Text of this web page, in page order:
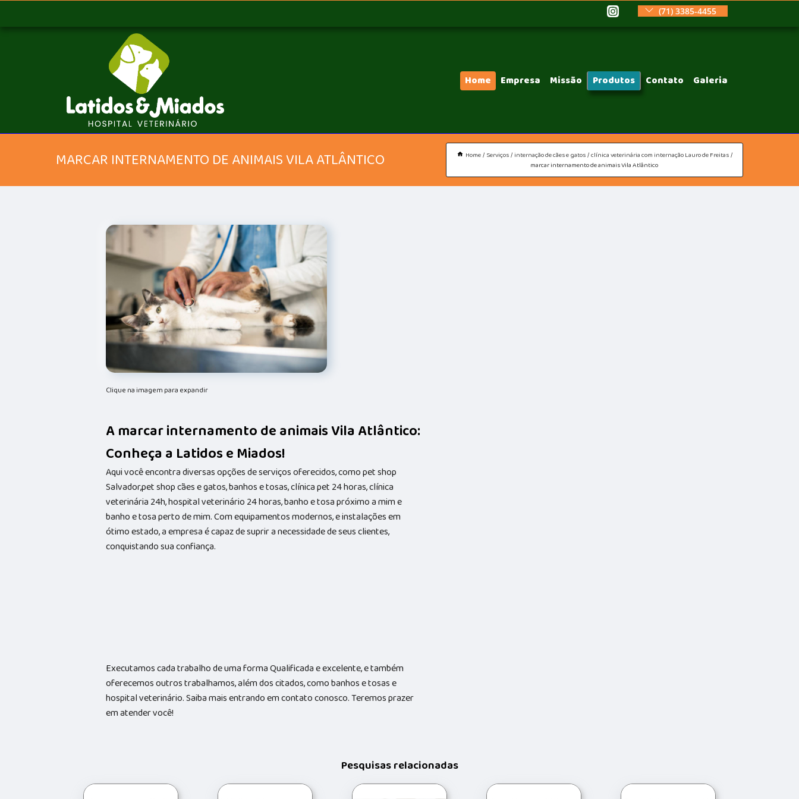
(71) 3385-4455
Home Empresa Missão Produtos Contato Galeria
MARCAR INTERNAMENTO DE ANIMAIS VILA ATLÂNTICO Home Serviços internação de cães e gatos clínica veterinária com internação Lauro de Freitas
marcar internamento de animais Vila Atlântico
Clique na imagem para expandir
A marcar internamento de animais Vila Atlântico:
Conheça a Latidos e Miados!
Aqui você encontra diversas opções de serviços oferecidos, como pet shop
Salvador,pet shop cães e gatos, banhos e tosas, clínica pet 24 horas, clínica
veterinária 24h, hospital veterinário 24 horas, banho e tosa próximo a mim e
banho e tosa perto de mim. Com equipamentos modernos, e instalações em
ótimo estado, a empresa é capaz de suprir a necessidade de seus clientes,
conquistando sua confiança.
Executamos cada trabalho de uma forma Qualificada e excelente, e também
oferecemos outros trabalhamos, além dos citados, como banhos e tosas e
hospital veterinário. Saiba mais entrando em contato conosco. Teremos prazer
em atender você!
Pesquisas relacionadas